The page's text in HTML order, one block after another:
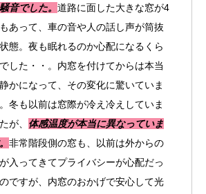
音でした。 道路に面した大きな窓が4
あって、車の音や人の話し声が筒抜
態。夜も眠れるのか心配になるくら
した・・。内窓を付けてからは本当
かになって、その変化に驚いていま
冬も以前は窓際が冷え冷えしていま
が、 体感温度が本当に異なっていま
非常階段側の窓も、以前は外からの
入ってきてプライバシーが心配だっ
ですが、内窓のおかげで安心して光